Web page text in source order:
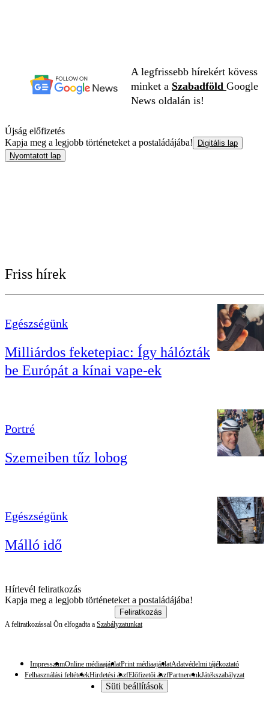
A legfrissebb hírekért kövess
minket a Szabadföld Google
News oldalán is!
Újság előfizetés
Kapja meg a legjobb történeteket a postaládájába!
Digitális lap
Nyomtatott lap
Friss hírek
Egészségünk
Milliárdos feketepiac: Így hálózták
be Európát a kínai vape-ek
Portré
Szemeiben tűz lobog
Egészségünk
Málló idő
Hírlevél feliratkozás
Kapja meg a legjobb történeteket a postaládájába!
Feliratkozás
A feliratkozással Ön elfogadta a Szabályzatunkat
ImpresszumOnline médiaajánlatPrint médiaajánlatAdatvédelmi tájékoztató
Felhasználási feltételekHirdetési ászfElőfizetői ászfPartnereinkJátékszabályzat
Süti beállítások